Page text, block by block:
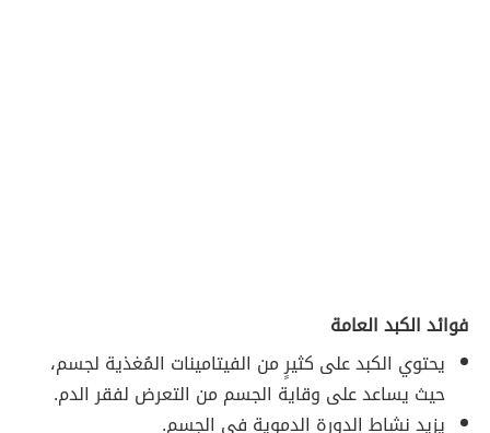
فوائد الكبد العامة
يحتوي الكبد على كثيرٍ من الفيتامينات المُغذية لجسم،
حيث يساعد على وقاية الجسم من التعرض لفقر الدم.
يزيد نشاط الدورة الدموية في الجسم.